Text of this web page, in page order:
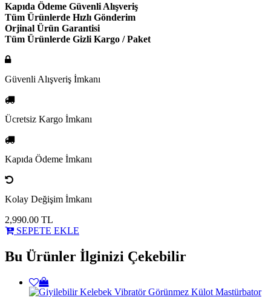
Kapıda Ödeme Güvenli Alışveriş
Tüm Ürünlerde Hızlı Gönderim
Orjinal Ürün Garantisi
Tüm Ürünlerde Gizli Kargo / Paket
Güvenli Alışveriş İmkanı
Ücretsiz Kargo İmkanı
Kapıda Ödeme İmkanı
Kolay Değişim İmkanı
2,990.00 TL
SEPETE EKLE
Bu Ürünler İlginizi Çekebilir